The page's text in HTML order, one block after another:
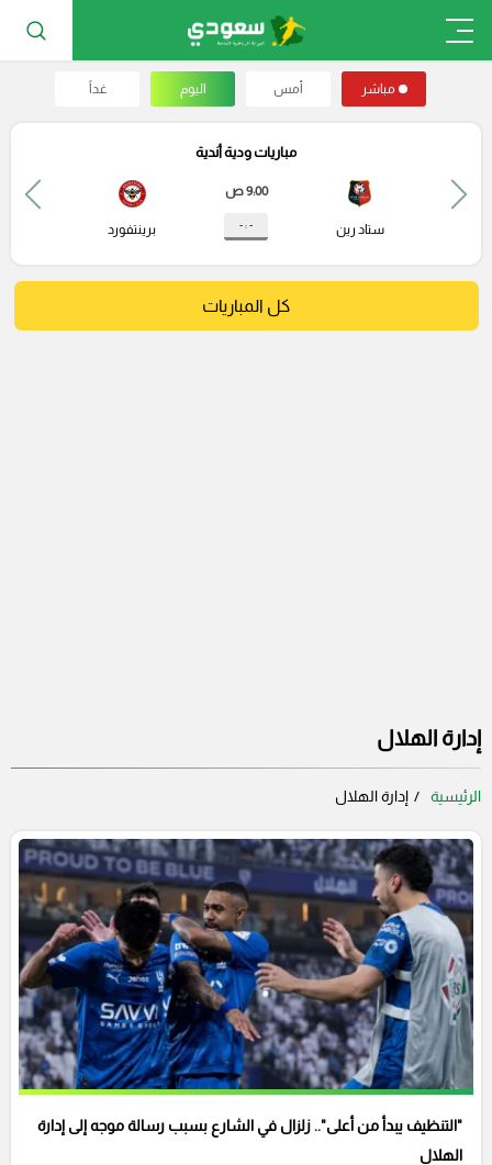
مباشر أمس اليوم غداً
مباريات ودية أندية
ستاد رين
9:00 ص
- : - برينتفورد
كل المباريات
إدارة الهلال
الرئيسية إدارة الهلال
"التنظيف يبدأ من أعلى".. زلزال في الشارع بسبب رسالة موجه إلى إدارة
الهلال